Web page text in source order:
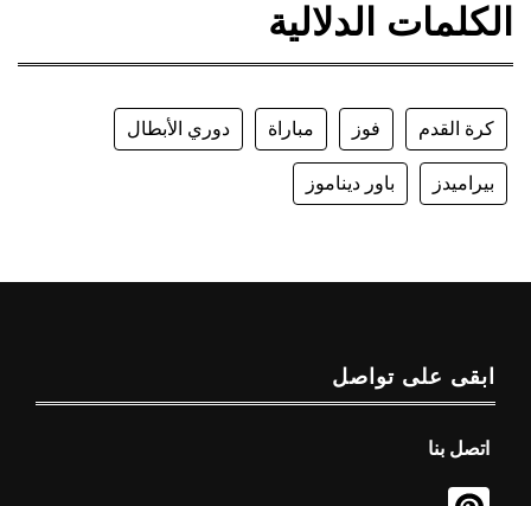
الكلمات الدلالية
كرة القدم فوز مباراة دوري الأبطال
بيراميدز باور ديناموز
ابقى على تواصل
اتصل بنا